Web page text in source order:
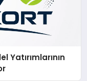
Yatırımlarının